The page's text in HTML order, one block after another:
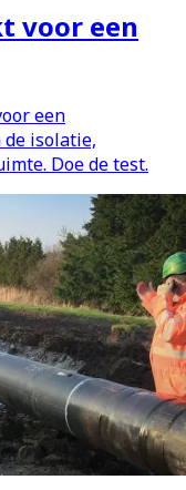
voor een
een
isolatie,
Doe de test.